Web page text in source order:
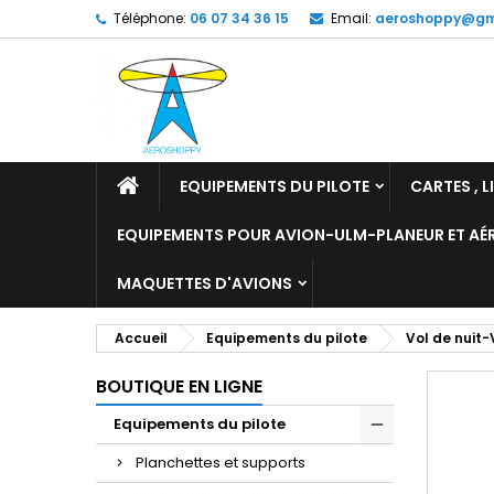
Téléphone: 06 07 34 36 15 Email:
EQUIPEMENTS DU PILOTE CARTES ,
EQUIPEMENTS POUR AVION-ULM-PLANEUR ET
MAQUETTES D'AVIONS
Accueil Equipements du pilote Vol de nuit-
BOUTIQUE EN LIGNE
Equipements du pilote
Planchettes et supports